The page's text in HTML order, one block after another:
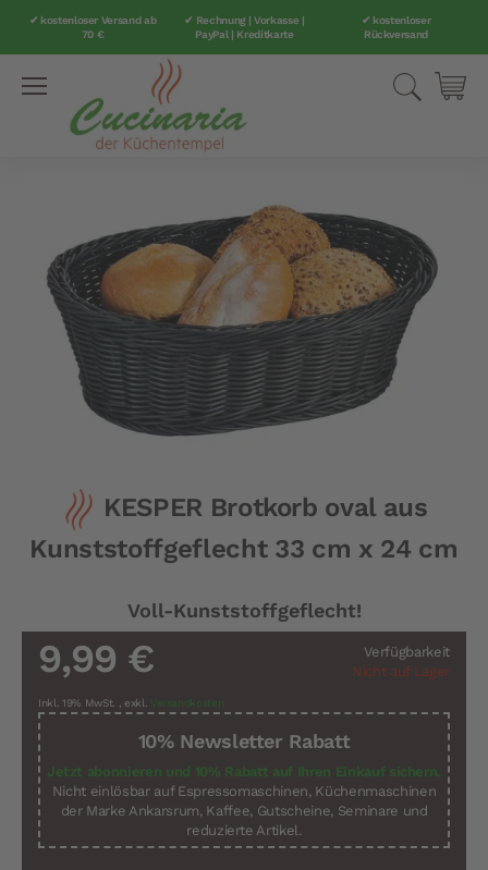
✔ kostenloser Versand ab
70 €
✔ Rechnung | Vorkasse |
PayPal | Kreditkarte
✔ kostenloser
Rückversand
Suche
Bildergalerie
springen
Bildergalerie
KESPER Brotkorb oval aus
Kunststoffgeflecht 33 cm x 24 cm
Voll-Kunststoffgeflecht!
Verfügbarkeit
Nicht auf Lager
9,99 €
Inkl. 19% MwSt. , exkl. Versandkosten
10% Newsletter Rabatt
Jetzt abonnieren und 10% Rabatt auf Ihren Einkauf sichern.
Nicht einlösbar auf Espressomaschinen, Küchenmaschinen
der Marke Ankarsrum, Kaffee, Gutscheine, Seminare und
reduzierte Artikel.